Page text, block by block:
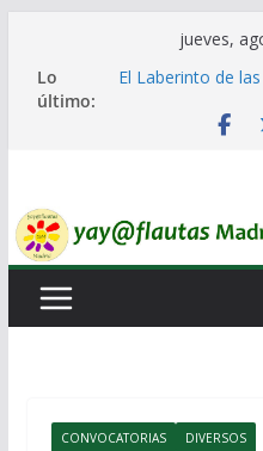
contenido
jueves,
Lo
último:
El Laberinto de
No a la Guerra ni
CONVOCATORIAS DIVERSOS